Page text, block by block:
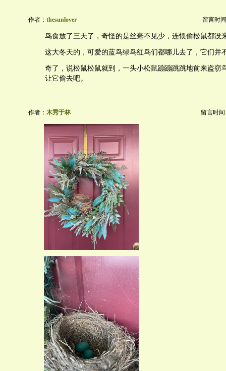
作者： thesunlover 留言时
鸟食放了三天了，奇怪的是丝毫不见少，连惯偷松鼠都没
这大冬天的，可爱的蓝鸟绿鸟红鸟们都哪儿去了，它们并
奇了，说松鼠松鼠就到，一头小松鼠蹦蹦跳跳地前来盗窃
让它偷去吧。
作者： 木秀于林 留言时间